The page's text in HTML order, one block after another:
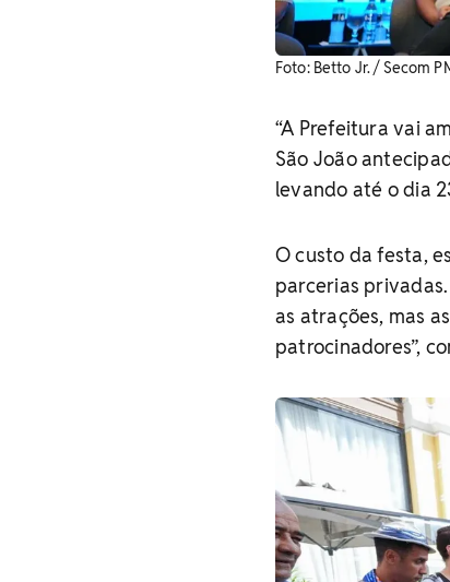
Foto: Betto Jr. / Secom
“A Prefeitura vai
São João
levando até o dia
O custo da festa,
parcerias
as atrações, mas
patrocinadores”,